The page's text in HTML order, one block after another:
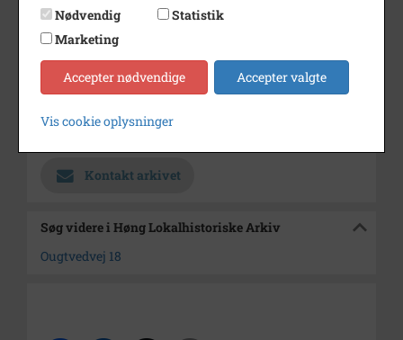
Se på kort
Enhed
Sæby Sogn (Kalundborg
Kontakt arkivet
Søg videre i Høng Lokalhistoriske Arkiv
Ougtvedvej 18
Nødvendig
Statistik
Marketing
Accepter nødvendige Accepter valgte
Vis cookie oplysninger